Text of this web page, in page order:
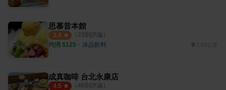
思慕昔本館
3.4 （ 23則評論）
均消 $125 ・ 冰品飲料
成真咖啡 台北永康店
4.5 （ 46則評論）